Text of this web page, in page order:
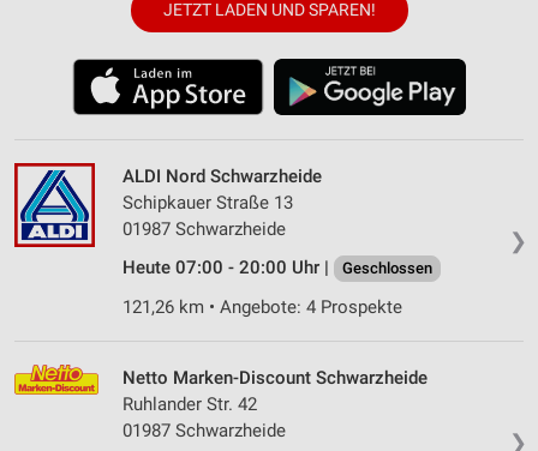
JETZT LADEN UND SPAREN!
❯
ALDI Nord Schwarzheide
Schipkauer Straße 13
01987 Schwarzheide
Heute 07:00 - 20:00 Uhr |
Geschlossen
121,26 km • Angebote: 4 Prospekte
❯
Netto Marken-Discount Schwarzheide
Ruhlander Str. 42
01987 Schwarzheide